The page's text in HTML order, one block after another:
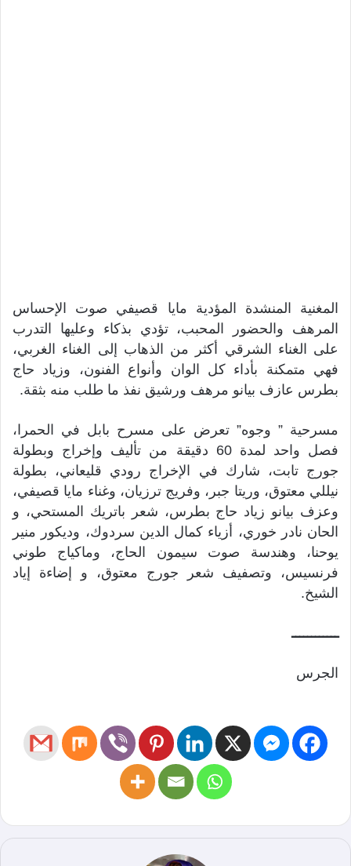
المغنية المنشدة المؤدية مايا قصيفي صوت الإحساس
المرهف والحضور المحبب، تؤدي بذكاء وعليها التدرب
على الغناء الشرقي أكثر من الذهاب إلى الغناء الغربي،
فهي متمكنة بأداء كل الوان وأنواع الفنون، وزياد حاج
بطرس عازف بيانو مرهف ورشيق نفذ ما طلب منه بثقة.
مسرحية ” وجوه” تعرض على مسرح بابل في الحمرا،
فصل واحد لمدة 60 دقيقة من تأليف وإخراج وبطولة
جورج تابت، شارك في الإخراج رودي قليعاني، بطولة
نيللي معتوق، وريتا جبر، وفريج ترزيان، وغناء مايا قصيفي،
وعزف بيانو زياد حاج بطرس، شعر باتريك المستحي، و
الحان نادر خوري، أزياء كمال الدين سردوك، وديكور منير
يوحنا، وهندسة صوت سيمون الحاج، وماكياج طوني
فرنسيس، وتصفيف شعر جورج معتوق، و إضاءة إياد
الشيخ.
ــــــــــــ
الجرس